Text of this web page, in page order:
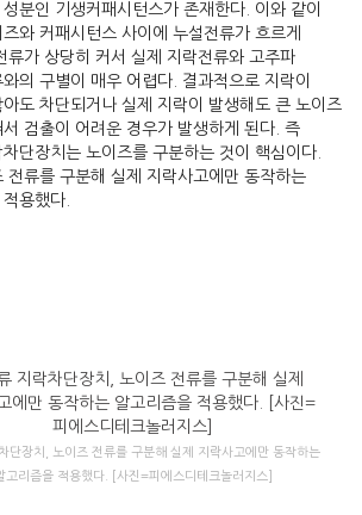
분인 기생커패시턴스가 존재한다. 이와 같이
와 커패시턴스 사이에 누설전류가 흐르게
류가 상당히 커서 실제 지락전류와 고주파
의 구별이 매우 어렵다. 결과적으로 지락이
아도 차단되거나 실제 지락이 발생해도 큰 노이즈
검출이 어려운 경우가 발생하게 된다. 즉
단장치는 노이즈를 구분하는 것이 핵심이다.
전류를 구분해 실제 지락사고에만 동작하는
용했다.
단장치, 노이즈 전류를 구분해 실제 지락사고에만 동작하는
고리즘을 적용했다. [사진=피에스디테크놀러지스]